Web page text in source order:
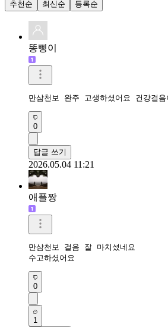
추천순
최신순 등록순
똥삥이
만삼천보 완주 고생하셨어요 건강걸음
0
답글 쓰기
2026.05.04 11:21
애플짱
만삼천보 걸음 잘 마치셨네요
수고하셨어요
0
1